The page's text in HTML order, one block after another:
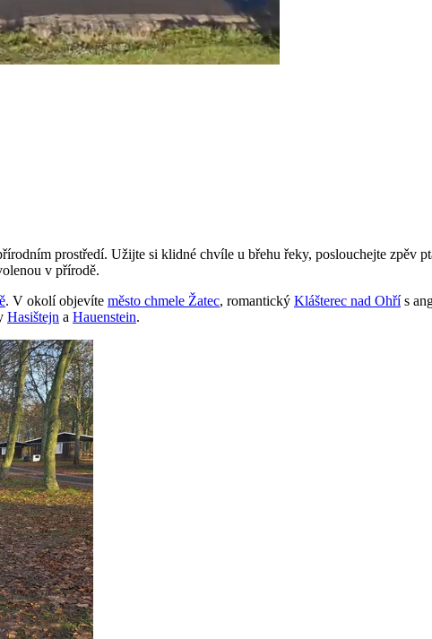
prostředí. Užijte si klidné chvíle u břehu řeky, poslouchejte zpěv
v přírodě.
. V okolí objevíte město chmele Žatec, romantický Klášterec nad Ohří s
Hasištejn a Hauenstein.